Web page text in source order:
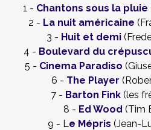
1 - Chantons sous la pluie
2 - La nuit américaine
3 - Huit et demi
4 - Boulevard du
5 - Cinema Paradiso
6 - The Player
7 - Barton Fink(les
8 - Ed Wood (Tim
9 - Le Mépris (Jean-